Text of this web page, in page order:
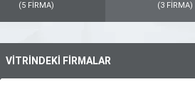
(5 FİRMA) (3 FİRMA)
VİTRİNDEKİ FİRMALAR